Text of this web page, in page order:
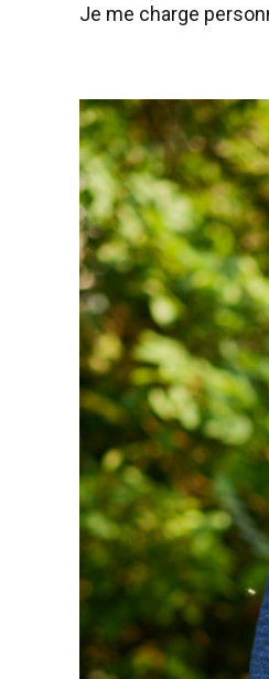
Je me charge